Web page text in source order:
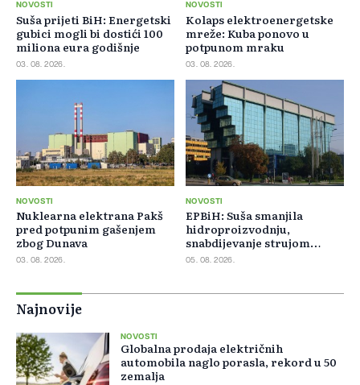
NOVOSTI
Suša prijeti BiH: Energetski
gubici mogli bi dostići 100
miliona eura godišnje
03. 08. 2026.
NOVOSTI
Kolaps elektroenergetske
mreže: Kuba ponovo u
potpunom mraku
03. 08. 2026.
NOVOSTI
Nuklearna elektrana Pakš
pred potpunim gašenjem
zbog Dunava
03. 08. 2026.
NOVOSTI
EPBiH: Suša smanjila
hidroproizvodnju,
snabdijevanje strujom
ostaje stabilno
05. 08. 2026.
Najnovije
NOVOSTI
Globalna prodaja električnih
automobila naglo porasla, rekord u 50
zemalja